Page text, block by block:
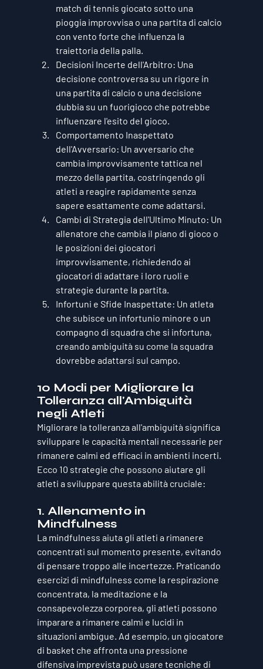
match di tennis giocato sotto una
pioggia improvvisa o una partita di calcio
con vento forte che influenza la
traiettoria della palla.
Decisioni Incerte dell'Arbitro: Una
decisione controversa su un rigore in
una partita di calcio o una decisione
dubbia su un fuorigioco che potrebbe
influenzare l'esito del gioco.
Comportamento Inaspettato
dell'Avversario: Un avversario che
cambia improvvisamente tattica nel
mezzo della partita, costringendo gli
atleti a reagire rapidamente senza
sapere esattamente come adattarsi.
Cambi di Strategia dell'Ultimo Minuto: Un
allenatore che cambia il piano di gioco o
le posizioni dei giocatori
improvvisamente, richiedendo ai
giocatori di adattare i loro ruoli e
strategie durante la partita.
Infortuni e Sfide Inaspettate: Un atleta
che subisce un infortunio minore o un
compagno di squadra che si infortuna,
creando ambiguità su come la squadra
dovrebbe adattarsi sul campo.
10 Modi per Migliorare la
Tolleranza all'Ambiguità
negli Atleti
Migliorare la tolleranza all'ambiguità significa
sviluppare le capacità mentali necessarie per
rimanere calmi ed efficaci in ambienti incerti.
Ecco 10 strategie che possono aiutare gli
atleti a sviluppare questa abilità cruciale:
1. Allenamento in
Mindfulness
La mindfulness aiuta gli atleti a rimanere
concentrati sul momento presente, evitando
di pensare troppo alle incertezze. Praticando
esercizi di mindfulness come la respirazione
concentrata, la meditazione e la
consapevolezza corporea, gli atleti possono
imparare a rimanere calmi e lucidi in
situazioni ambigue. Ad esempio, un giocatore
di basket che affronta una pressione
difensiva imprevista può usare tecniche di